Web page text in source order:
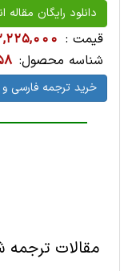
دانلود رایگان مقاله
قیمت : 2,225,000
شناسه محصول:
خرید ترجمه فارسی و
مقالات ترجمه